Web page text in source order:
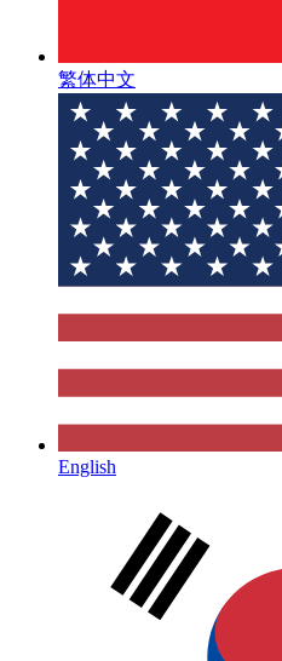
繁体中文
English